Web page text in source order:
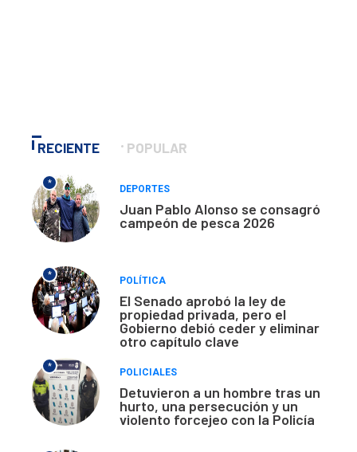
RECIENTE POPULAR
*
DEPORTES
Juan Pablo Alonso se consagró
campeón de pesca 2026
*
POLÍTICA
El Senado aprobó la ley de
propiedad privada, pero el
Gobierno debió ceder y eliminar
otro capítulo clave
*
POLICIALES
Detuvieron a un hombre tras un
hurto, una persecución y un
violento forcejeo con la Policía